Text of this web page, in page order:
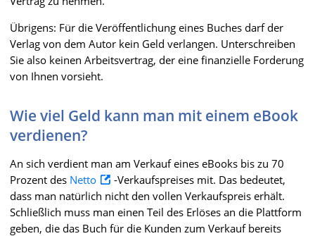
Übrigens: Für die Veröffentlichung eines Buches darf der
Verlag von dem Autor kein Geld verlangen. Unterschreiben
Sie also keinen Arbeitsvertrag, der eine finanzielle Forderung
von Ihnen vorsieht.
Wie viel Geld kann man mit einem eBook
verdienen?
An sich verdient man am Verkauf eines eBooks bis zu 70
Prozent des Netto
-Verkaufspreises mit. Das bedeutet,
dass man natürlich nicht den vollen Verkaufspreis erhält.
Schließlich muss man einen Teil des Erlöses an die Plattform
geben, die das Buch für die Kunden zum Verkauf bereits